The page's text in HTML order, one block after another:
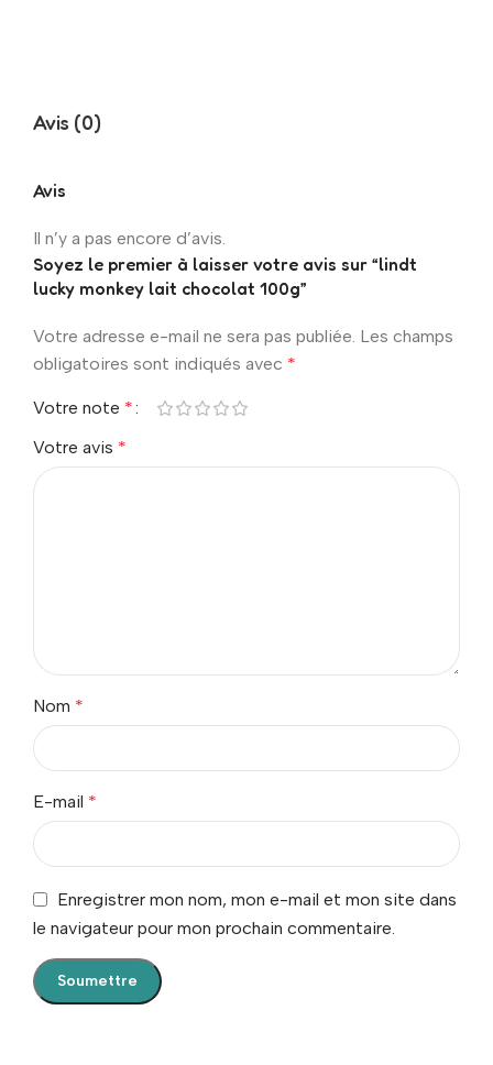
Avis (0)
Avis
Il n’y a pas encore d’avis.
Soyez le premier à laisser votre avis sur “lindt
lucky monkey lait chocolat 100g”
Votre adresse e-mail ne sera pas publiée. Les champs
obligatoires sont indiqués avec *
Votre note *
Votre avis *
Nom *
E-mail *
Enregistrer mon nom, mon e-mail et mon site dans
le navigateur pour mon prochain commentaire.